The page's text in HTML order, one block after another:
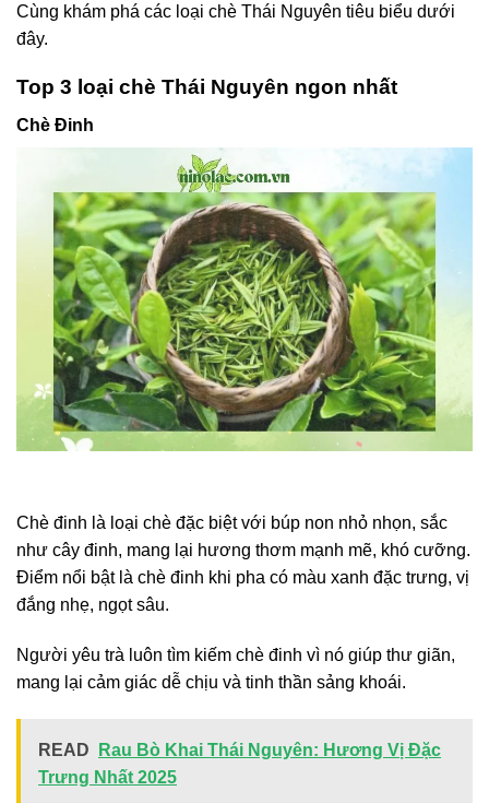
Cùng khám phá các loại chè Thái Nguyên tiêu biểu dưới
đây.
Top 3 loại chè Thái Nguyên ngon nhất
Chè Đinh
Chè đinh là loại chè đặc biệt với búp non nhỏ nhọn, sắc
như cây đinh, mang lại hương thơm mạnh mẽ, khó cưỡng.
Điểm nổi bật là chè đinh khi pha có màu xanh đặc trưng, vị
đắng nhẹ, ngọt sâu.
Người yêu trà luôn tìm kiếm chè đinh vì nó giúp thư giãn,
mang lại cảm giác dễ chịu và tinh thần sảng khoái.
READ
Rau Bò Khai Thái Nguyên: Hương Vị Đặc
Trưng Nhất 2025